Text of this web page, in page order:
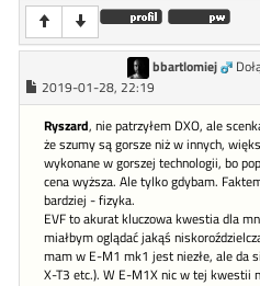
bbartlomiej
2019-01-28, 22:19
Ryszard, nie patrzyłem DXO, ale
że szumy są gorsze niż w innych,
wykonane w gorszej technologii, bo
cena wyższa. Ale tylko gdybam.
bardziej - fizyka.
EVF to akurat kluczowa kwestia dla
miałbym oglądać jakąś
mam w E-M1 mk1 jest niezłe, ale da
X-T3 etc.). W E-M1X nic w tej kwestii